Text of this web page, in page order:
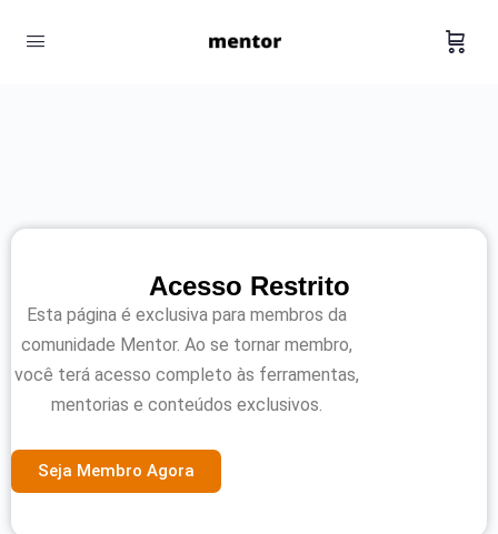
Acesso Restrito
Esta página é exclusiva para membros da
comunidade Mentor. Ao se tornar membro,
você terá acesso completo às ferramentas,
mentorias e conteúdos exclusivos.
Seja Membro Agora